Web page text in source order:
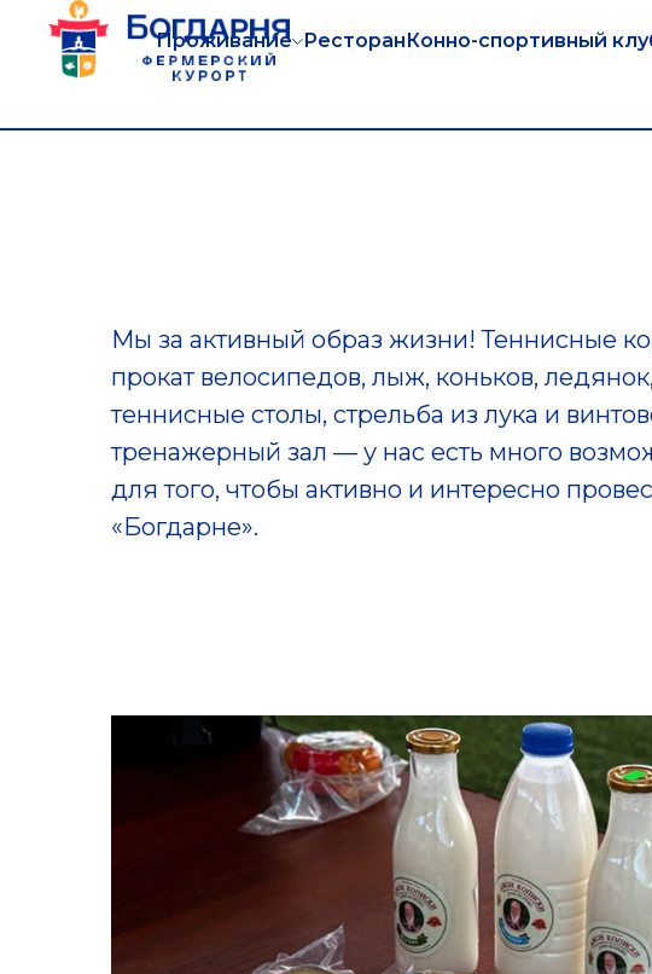
Проживание РесторанКонно-спортивный
Мы за активный образ жизни! Теннисные
прокат велосипедов, лыж, коньков, ледянок,
теннисные столы, стрельба из лука и
тренажерный зал — у нас есть много
для того, чтобы активно и интересно
«Богдарне».